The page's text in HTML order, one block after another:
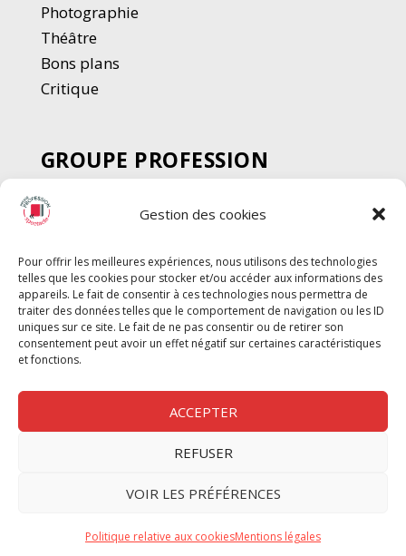
Gestion des cookies
Pour offrir les meilleures expériences, nous utilisons des technologies
telles que les cookies pour stocker et/ou accéder aux informations des
appareils. Le fait de consentir à ces technologies nous permettra de
traiter des données telles que le comportement de navigation ou les ID
uniques sur ce site. Le fait de ne pas consentir ou de retirer son
consentement peut avoir un effet négatif sur certaines caractéristiques
et fonctions.
ACCEPTER
REFUSER
VOIR LES PRÉFÉRENCES
Politique relative aux cookiesMentions légales
Photographie
Théâtre
Bons plans
Critique
GROUPE PROFESSION
SPECTACLE
Chèque Intermittents
Chèque Compta
Chèque Emploi Spectacle
G-Pods
Profession Audio-visuel
Nous contacter